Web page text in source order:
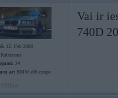
12. Feb 2009
Kalnciems
24
ar: BMW e36 coupe
Vai ir
740D